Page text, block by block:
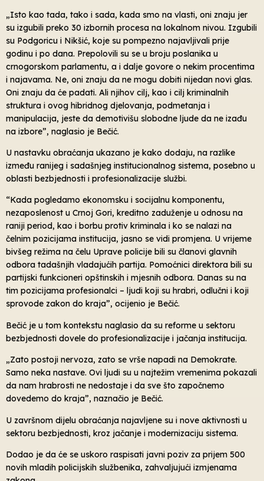
„Isto kao tada, tako i sada, kada smo na vlasti, oni znaju jer
su izgubili preko 30 izbornih procesa na lokalnom nivou. Izgubili
su Podgoricu i Nikšić, koje su pompezno najavljivali prije
godinu i po dana. Prepolovili su se u broju poslanika u
crnogorskom parlamentu, a i dalje govore o nekim procentima
i najavama. Ne, oni znaju da ne mogu dobiti nijedan novi glas.
Oni znaju da će padati. Ali njihov cilj, kao i cilj kriminalnih
struktura i ovog hibridnog djelovanja, podmetanja i
manipulacija, jeste da demotivišu slobodne ljude da ne izađu
na izbore”, naglasio je Bečić.
U nastavku obraćanja ukazano je kako dodaju, na razlike
između ranijeg i sadašnjeg institucionalnog sistema, posebno u
oblasti bezbjednosti i profesionalizacije službi.
“Kada pogledamo ekonomsku i socijalnu komponentu,
nezaposlenost u Crnoj Gori, kreditno zaduženje u odnosu na
raniji period, kao i borbu protiv kriminala i ko se nalazi na
čelnim pozicijama institucija, jasno se vidi promjena. U vrijeme
bivšeg režima na čelu Uprave policije bili su članovi glavnih
odbora tadašnjih vladajućih partija. Pomoćnici direktora bili su
partijski funkcioneri opštinskih i mjesnih odbora. Danas su na
tim pozicijama profesionalci – ljudi koji su hrabri, odlučni i koji
sprovode zakon do kraja”, ocijenio je Bečić.
Bečić je u tom kontekstu naglasio da su reforme u sektoru
bezbjednosti dovele do profesionalizacije i jačanja institucija.
„Zato postoji nervoza, zato se vrše napadi na Demokrate.
Samo neka nastave. Ovi ljudi su u najtežim vremenima pokazali
da nam hrabrosti ne nedostaje i da sve što započnemo
dovedemo do kraja”, naznačio je Bečić.
U završnom dijelu obraćanja najavljene su i nove aktivnosti u
sektoru bezbjednosti, kroz jačanje i modernizaciju sistema.
Dodao je da će se uskoro raspisati javni poziv za prijem 500
novih mladih policijskih službenika, zahvaljujući izmjenama